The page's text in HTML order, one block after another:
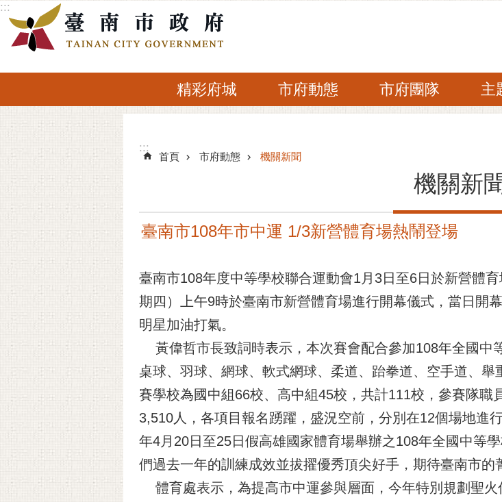
跳到主要內容區塊
:::
精彩府城 市府動態 市府團隊 主
:::
:::
首頁 市府動態 機關新聞
機關新
臺南市108年市中運 1/3新營體育場熱鬧登場
臺南市108年度中等學校聯合運動會1月3日至6日於新營體
期四）上午9時於臺南市新營體育場進行開幕儀式，當日開
明星加油打氣。
黃偉哲市長致詞時表示，本次賽會配合參加108年全國中
桌球、羽球、網球、軟式網球、柔道、跆拳道、空手道、
賽學校為國中組66校、高中組45校，共計111校，參賽隊
3,510人，各項目報名踴躍，盛況空前，分別在12個場地進
年4月20日至25日假高雄國家體育場舉辦之108年全國中等
們過去一年的訓練成效並拔擢優秀頂尖好手，期待臺南市的
體育處表示，為提高市中運參與層面，今年特別規劃聖